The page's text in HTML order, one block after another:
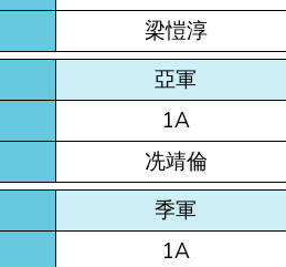
梁愷淳
亞軍
1A
冼靖倫
季軍
1A